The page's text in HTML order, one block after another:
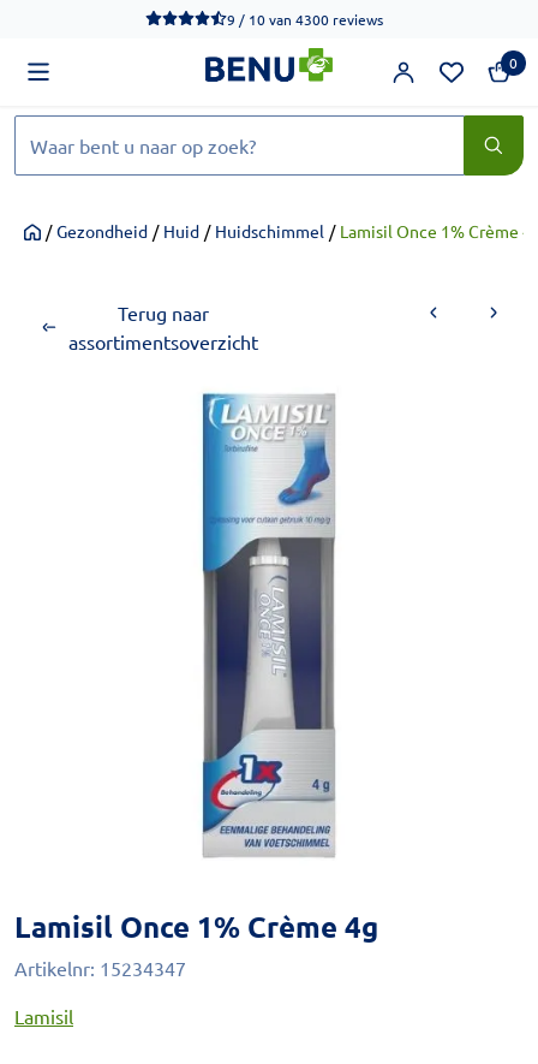
We werken momenteel hard aan het verbeteren van de
9 / 10van 4300 reviews
0
Home
/ Gezondheid / Huid / Huidschimmel / Lamisil Once 1% Crème
Terug naar
assortimentsoverzicht
Lamisil Once 1% Crème 4g
Artikelnr: 15234347
Lamisil